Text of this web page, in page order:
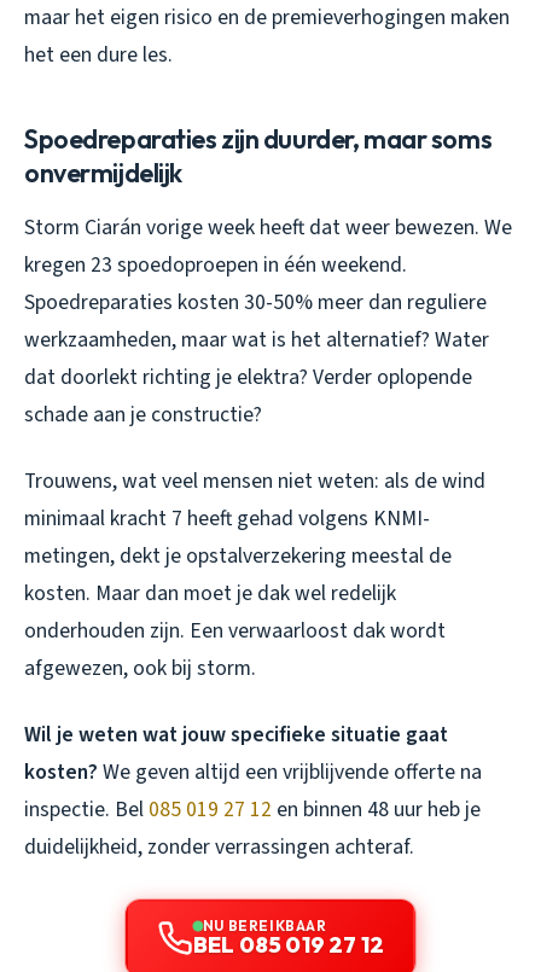
maar het eigen risico en de premieverhogingen maken
het een dure les.
Spoedreparaties zijn duurder, maar soms
onvermijdelijk
Storm Ciarán vorige week heeft dat weer bewezen. We
kregen 23 spoedoproepen in één weekend.
Spoedreparaties kosten 30-50% meer dan reguliere
werkzaamheden, maar wat is het alternatief? Water
dat doorlekt richting je elektra? Verder oplopende
schade aan je constructie?
Trouwens, wat veel mensen niet weten: als de wind
minimaal kracht 7 heeft gehad volgens KNMI-
metingen, dekt je opstalverzekering meestal de
kosten. Maar dan moet je dak wel redelijk
onderhouden zijn. Een verwaarloost dak wordt
afgewezen, ook bij storm.
Wil je weten wat jouw specifieke situatie gaat
kosten? We geven altijd een vrijblijvende offerte na
inspectie. Bel 085 019 27 12 en binnen 48 uur heb je
duidelijkheid, zonder verrassingen achteraf.
NU BEREIKBAAR
BEL 085 019 27 12